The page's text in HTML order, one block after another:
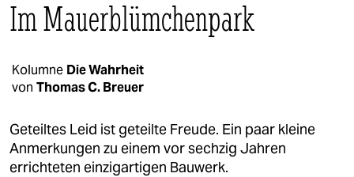
politik
gesellschaft
kultur
sport
Im Mauerblümchenpark
Kolumne Die Wahrheit
von Thomas C. Breuer
Geteiltes Leid ist geteilte Freude. Ein paar kleine
Anmerkungen zu einem vor sechzig Jahren
errichteten einzigartigen Bauwerk.